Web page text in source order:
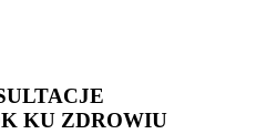
KU ZDROWIU